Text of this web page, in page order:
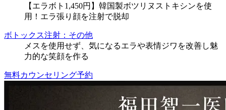
【エラボト1,450円】韓国製ボツリヌストキシンを使
用！エラ張り顔を注射で脱却
ボトックス注射：その他
メスを使用せず、気になるエラや表情ジワを改善し魅
力的な笑顔を作る
無料カウンセリング予約